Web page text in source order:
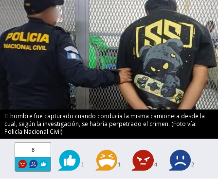
El hombre fue capturado cuando conducía la misma camioneta desde la
cual, según la investigación, se habría perpetrado el crimen. (Foto vía:
Policía Nacional Civil)
8
1 1 4 2